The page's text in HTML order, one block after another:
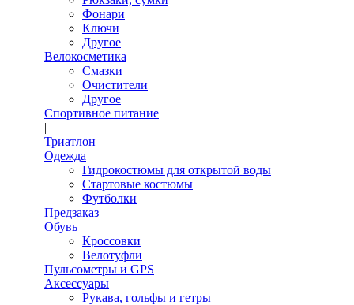
Фонари
Ключи
Другое
Велокосметика
Смазки
Очистители
Другое
Спортивное питание
|
Триатлон
Одежда
Гидрокостюмы для открытой воды
Стартовые костюмы
Футболки
Предзаказ
Обувь
Кроссовки
Велотуфли
Пульсометры и GPS
Аксессуары
Рукава, гольфы и гетры